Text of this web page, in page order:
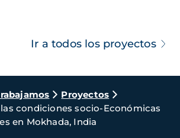
Ir a todos los proyectos
Proyectos
condiciones socio-Económicas
en Mokhada, India